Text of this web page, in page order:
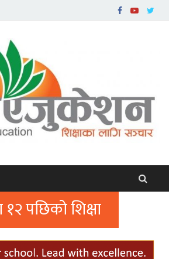
१२ पछिको शिक्षा